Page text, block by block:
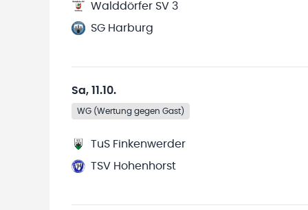
Walddörfer SV 3
SG Harburg
Sa, 11.10.
WG (Wertung gegen Gast)
TuS Finkenwerder
TSV Hohenhorst